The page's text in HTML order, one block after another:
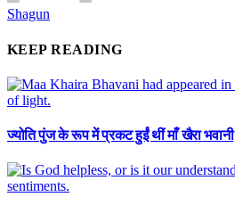
Shagun
KEEP READING
ज्योति पुंज के रूप में प्रकट हुईं थीं माँ खैरा भवानी